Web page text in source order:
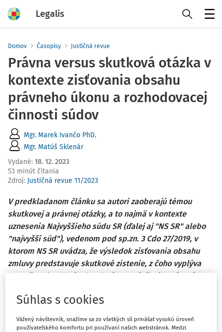
Legalis
Domov Časopisy Justičná revue
Právna versus skutková otázka v
kontexte zisťovania obsahu
právneho úkonu a rozhodovacej
činnosti súdov
Mgr. Marek Ivančo PhD.
Mgr. Matúš Sklenár
Vydané: 18. 12. 2023
53 minút čítania
Zdroj: Justičná revue 11/2023
V predkladanom článku sa autori zaoberajú témou
skutkovej a právnej otázky, a to najmä v kontexte
uznesenia Najvyššieho súdu SR (ďalej aj "NS SR" alebo
"najvyšší súd"), vedenom pod sp.zn. 3 Cdo 27/2019, v
ktorom NS SR uvádza, že výsledok zisťovania obsahu
zmluvy predstavuje skutkové zistenie, z čoho vyplýva
nemožnosť podania dovolania pre riešenie právnej
Uvedený záver sa autori pokúšajú bližšie analyzovať a
pričom argumentujú, že zistenie obsahu zmluvy súdom
Súhlas s cookies
Vážený návštevník, snažíme sa zo všetkých síl prinášať vysokú úroveň
používateľského komfortu pri používaní našich webstránok. Medzi